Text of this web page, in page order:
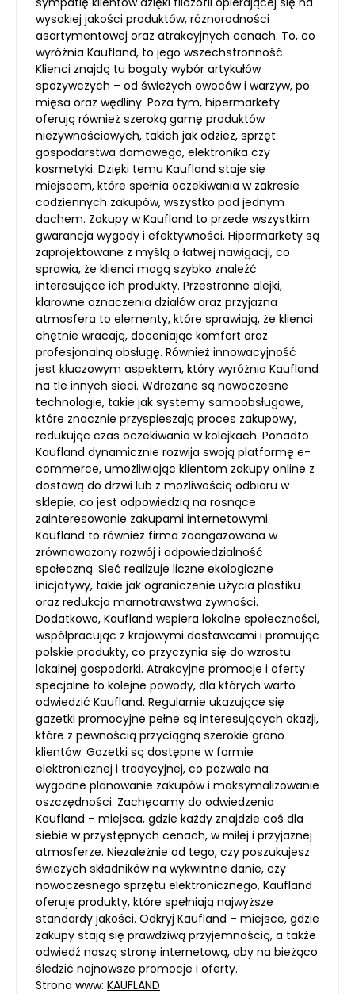
wysokiej jakości produktów, różnorodności
asortymentowej oraz atrakcyjnych cenach. To, co
wyróżnia Kaufland, to jego wszechstronność.
Klienci znajdą tu bogaty wybór artykułów
spożywczych – od świeżych owoców i warzyw, po
mięsa oraz wędliny. Poza tym, hipermarkety
oferują również szeroką gamę produktów
nieżywnościowych, takich jak odzież, sprzęt
gospodarstwa domowego, elektronika czy
kosmetyki. Dzięki temu Kaufland staje się
miejscem, które spełnia oczekiwania w zakresie
codziennych zakupów, wszystko pod jednym
dachem. Zakupy w Kaufland to przede wszystkim
gwarancja wygody i efektywności. Hipermarkety są
zaprojektowane z myślą o łatwej nawigacji, co
sprawia, że klienci mogą szybko znaleźć
interesujące ich produkty. Przestronne alejki,
klarowne oznaczenia działów oraz przyjazna
atmosfera to elementy, które sprawiają, że klienci
chętnie wracają, doceniając komfort oraz
profesjonalną obsługę. Również innowacyjność
jest kluczowym aspektem, który wyróżnia Kaufland
na tle innych sieci. Wdrażane są nowoczesne
technologie, takie jak systemy samoobsługowe,
które znacznie przyspieszają proces zakupowy,
redukując czas oczekiwania w kolejkach. Ponadto
Kaufland dynamicznie rozwija swoją platformę e-
commerce, umożliwiając klientom zakupy online z
dostawą do drzwi lub z możliwością odbioru w
sklepie, co jest odpowiedzią na rosnące
zainteresowanie zakupami internetowymi.
Kaufland to również firma zaangażowana w
zrównoważony rozwój i odpowiedzialność
społeczną. Sieć realizuje liczne ekologiczne
inicjatywy, takie jak ograniczenie użycia plastiku
oraz redukcja marnotrawstwa żywności.
Dodatkowo, Kaufland wspiera lokalne społeczności,
współpracując z krajowymi dostawcami i promując
polskie produkty, co przyczynia się do wzrostu
lokalnej gospodarki. Atrakcyjne promocje i oferty
specjalne to kolejne powody, dla których warto
odwiedzić Kaufland. Regularnie ukazujące się
gazetki promocyjne pełne są interesujących okazji,
które z pewnością przyciągną szerokie grono
klientów. Gazetki są dostępne w formie
elektronicznej i tradycyjnej, co pozwala na
wygodne planowanie zakupów i maksymalizowanie
oszczędności. Zachęcamy do odwiedzenia
Kaufland – miejsca, gdzie każdy znajdzie coś dla
siebie w przystępnych cenach, w miłej i przyjaznej
atmosferze. Niezależnie od tego, czy poszukujesz
świeżych składników na wykwintne danie, czy
nowoczesnego sprzętu elektronicznego, Kaufland
oferuje produkty, które spełniają najwyższe
standardy jakości. Odkryj Kaufland – miejsce, gdzie
zakupy stają się prawdziwą przyjemnością, a także
odwiedź naszą stronę internetową, aby na bieżąco
śledzić najnowsze promocje i oferty.
Strona www: KAUFLAND